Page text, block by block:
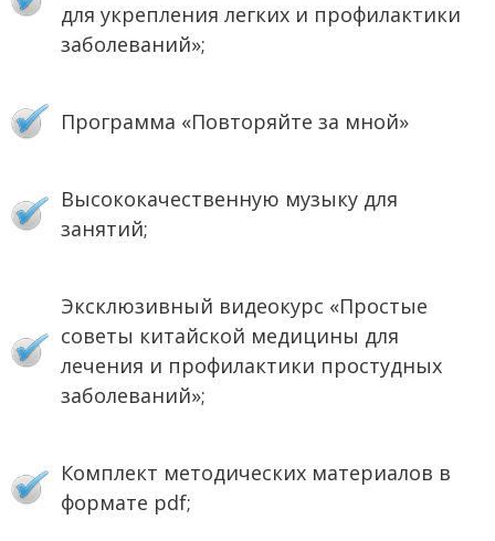
для укрепления легких и профилактики
заболеваний»;
Программа «Повторяйте за мной»
Высококачественную музыку для
занятий;
Эксклюзивный видеокурс «Простые
советы китайской медицины для
лечения и профилактики простудных
заболеваний»;
Комплект методических материалов в
формате pdf;